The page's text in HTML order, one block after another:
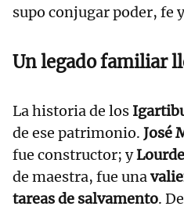
supo conjugar poder, fe
Un legado familiar
La historia de los
de ese patrimonio. José
fue constructor; y
de maestra, fue una
tareas de salvamento.